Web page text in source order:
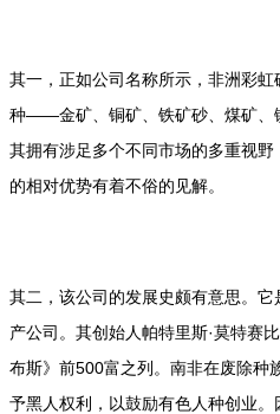
其一，正如公司名称所示，非洲彩
种——金矿、铜矿、铁矿砂、煤矿、
其拥有涉足多个不同市场的多重视
的相对优势有着不俗的见解。
其二，该公司的发展史颇有意思。
产公司。其创始人帕特里斯·莫特赛
布斯》前500富之列。南非在废除种
予黑人权利，以鼓励有色人种创业